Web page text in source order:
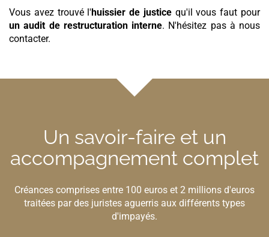
Vous avez trouvé l' huissier de justicequ'il vous faut pour
un audit de restructuration interne. N'hésitez pas à nous
contacter.
Un savoir-faire et un
accompagnement complet
Créances comprises entre 100 euros et 2 millions d'euros
traitées par des juristes aguerris aux différents types
d'impayés.